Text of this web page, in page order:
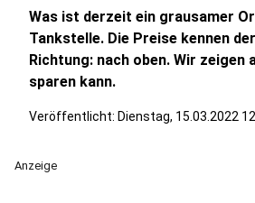
Was ist derzeit ein grausamer
Tankstelle. Die Preise kennen
Richtung: nach oben. Wir zeigen
sparen kann.
Veröffentlicht: Dienstag, 15.03.2022
Anzeige